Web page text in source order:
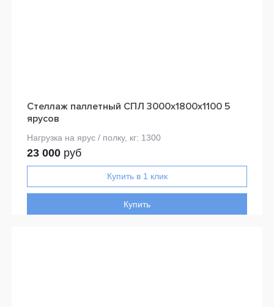
Стеллаж паллетный СПЛ 3000х1800х1100 5
ярусов
23 000 руб
Купить